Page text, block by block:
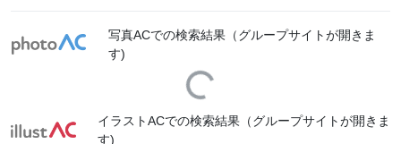
写真ACでの検索結果（グループサイトが開きま
す)
Loading...
イラストACでの検索結果（グループサイトが開きま
す)